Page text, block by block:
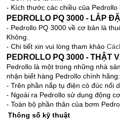
- Kích thước các chiều của
PEDROLLO PQ 3000 - LẮP
- Pedrollo PQ 3000 về cơ bản là
Không.
- Chi tiết xin vui lòng tham khảo
PEDROLLO PQ 3000 - THẬT
Pedrollo là một trong những nhà
nhận biết hàng Pedrollo chính hãng:
- Trên phần nắp tụ điện có đúc nổi
- Ngoài ra Pedrollo sử dụng động
- Toàn bộ phần thân của bơm
Thông số kỹ thuật